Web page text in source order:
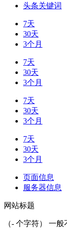
头条关键词
7天
30天
3个月
7天
30天
3个月
7天
30天
3个月
7天
30天
3个月
页面信息
服务器信息
网站标题
（- 个字符） 一般